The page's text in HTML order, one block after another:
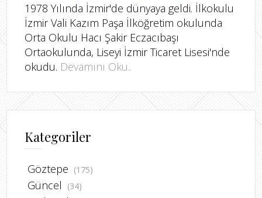
1978 Yılında İzmir'de dünyaya geldi. İlkokulu
İzmir Vali Kazım Paşa İlköğretim okulunda
Orta Okulu Hacı Şakir Eczacıbaşı
Ortaokulunda, Liseyi İzmir Ticaret Lisesi'nde
okudu. Devamını Oku..
Kategoriler
Göztepe (175)
Güncel (34)